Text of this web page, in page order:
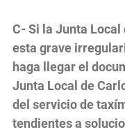
C- Si la Junta
esta grave
haga llegar el
Junta Local de
del servicio de
tendientes a